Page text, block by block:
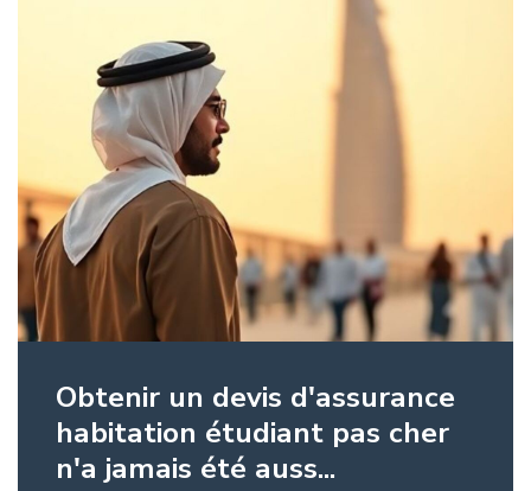
Obtenir un devis d'assurance
habitation étudiant pas cher
n'a jamais été auss...